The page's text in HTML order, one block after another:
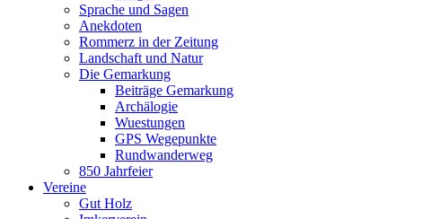
Sprache und Sagen
Anekdoten
Rommerz in der Zeitung
Landschaft und Natur
Die Gemarkung
Beiträge Gemarkung
Archälogie
Wuestungen
GPS Wegepunkte
Rundwanderweg
850 Jahrfeier
Vereine
Gut Holz